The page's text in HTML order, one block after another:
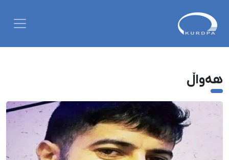
هەواڵ